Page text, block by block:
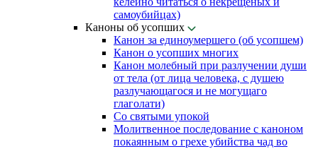
самоубийцах)
Каноны об усопших
Канон за единоумершего (об усопшем)
Канон о усопших многих
Канон молебный при разлучении души
от тела (от лица человека, с душею
разлучающагося и не могущаго
глаголати)
Со святыми упокой
Молитвенное последование с каноном
покаянным о грехе убийства чад во